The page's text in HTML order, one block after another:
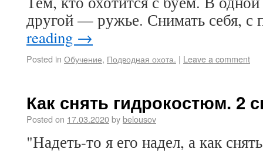
другой — ружье. Снимать себя,
reading →
Posted in Обучение, Подводная охота. | Leave a comment
Как снять гидрокостюм. 2
Posted on 17.03.2020bybelousov
"Надеть-то я его надел, а как